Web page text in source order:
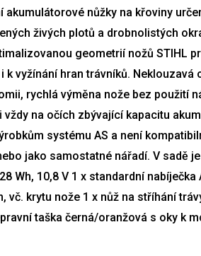
akumulátorové nůžky na křoviny
živých plotů a drobnolistých
geometrií nožů STIHL
k vyžínání hran trávníků.
rychlá výměna nože bez použití
vždy na očích zbývající kapacitu
systému AS a není
jako samostatné nářadí. V sadě
Wh, 10,8 V 1 x standardní
vč. krytu nože 1 x nůž na stříhání
taška černá/oranžová s oky k